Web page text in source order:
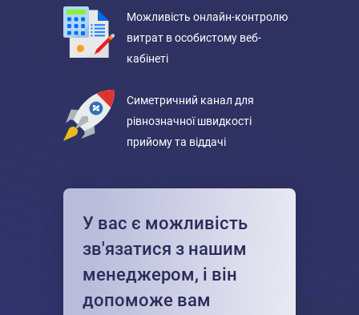
Можливість онлайн-контролю
витрат в особистому веб-
кабінеті
Симетричний канал для
рівнозначної швидкості
прийому та віддачі
У вас є можливість
зв'язатися з нашим
менеджером, і він
допоможе вам